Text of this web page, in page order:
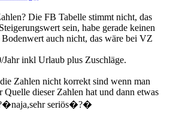
Die FB Tabelle stimmt nicht, das
sein, habe gerade keinen
auch nicht, das wäre bei VZ
inkl Urlaub plus Zuschläge.
Zahlen nicht korrekt sind wenn man
Quelle dieser Zahlen hat und dann etwas
seriös�?�